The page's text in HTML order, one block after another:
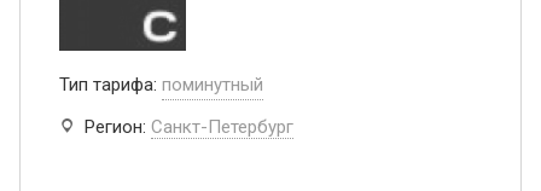
Тип тарифа: поминутный
Регион: Санкт-Петербург